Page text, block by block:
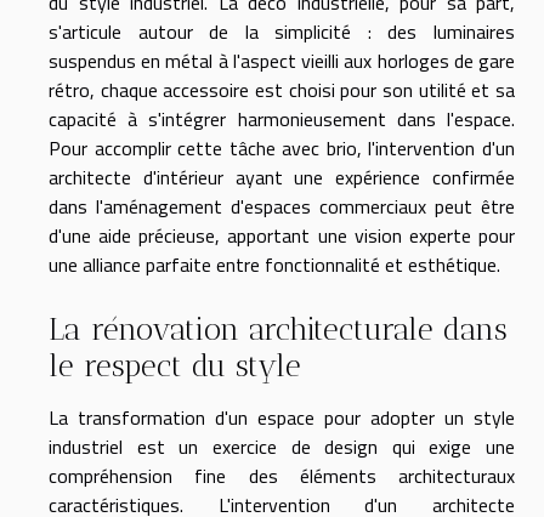
s'articule autour de la simplicité : des luminaires
suspendus en métal à l'aspect vieilli aux horloges de gare
rétro, chaque accessoire est choisi pour son utilité et sa
capacité à s'intégrer harmonieusement dans l'espace.
Pour accomplir cette tâche avec brio, l'intervention d'un
architecte d'intérieur ayant une expérience confirmée
dans l'aménagement d'espaces commerciaux peut être
d'une aide précieuse, apportant une vision experte pour
une alliance parfaite entre fonctionnalité et esthétique.
La rénovation architecturale dans
le respect du style
La transformation d'un espace pour adopter un style
industriel est un exercice de design qui exige une
compréhension fine des éléments architecturaux
caractéristiques. L'intervention d'un architecte